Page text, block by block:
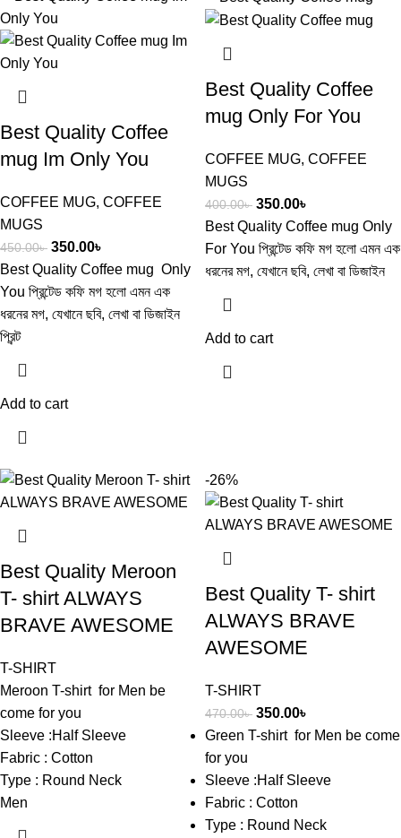
Best Quality Coffee
mug Im Only You
COFFEE MUG, COFFEE
MUGS
450.00৳ 350.00৳
Best Quality Coffee mug Only
You ​প্রিন্টেড কফি মগ হলো এমন এক
ধরনের মগ, যেখানে ছবি, লেখা বা ডিজাইন
প্রিন্ট
Add to cart
Best Quality Coffee
mug Only For You
COFFEE MUG, COFFEE
MUGS
400.00৳ 350.00৳
Best Quality Coffee mug Only
For You ​প্রিন্টেড কফি মগ হলো এমন এক
ধরনের মগ, যেখানে ছবি, লেখা বা ডিজাইন
Add to cart
Best Quality Meroon
T- shirt ALWAYS
BRAVE AWESOME
T-SHIRT
Meroon T-shirtfor Men be
come for you
Sleeve :Half Sleeve
Fabric : Cotton
Type : Round Neck
Men
-26%
Best Quality T- shirt
ALWAYS BRAVE
AWESOME
T-SHIRT
470.00৳ 350.00৳
Green T-shirtfor Men be come
for you
Sleeve :Half Sleeve
Fabric : Cotton
Type : Round Neck